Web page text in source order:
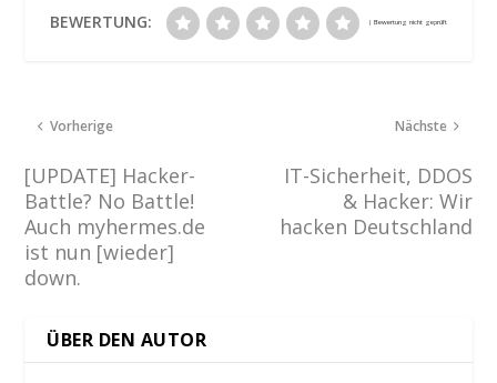
BEWERTUNG:
Vorherige
[UPDATE] Hacker-
Battle? No Battle!
Auch myhermes.de
ist nun [wieder]
down.
Nächste
IT-Sicherheit, DDOS
& Hacker: Wir
hacken Deutschland
ÜBER DEN AUTOR